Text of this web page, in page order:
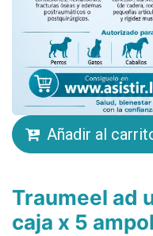
Añadir al
Traumeel ad
caja x 5